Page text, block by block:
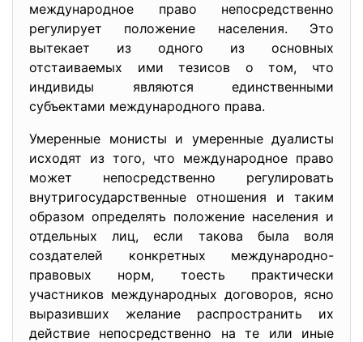
международное право непосредственно
регулирует положение населения. Это
вытекает из одного из основных
отстаиваемых ими тезисов о том, что
индивиды являются единственными
субъектами международного права.
Умеренные монисты и умеренные дуалисты
исходят из того, что международное право
может непосредственно регулировать
внутригосударственные отношения и таким
образом определять положение населения и
отдельных лиц, если такова была воля
создателей конкретных международно-
правовых норм, тоесть практически
участников международных договоров, ясно
выразивших желание распространить их
действие непосредственно на те или иные